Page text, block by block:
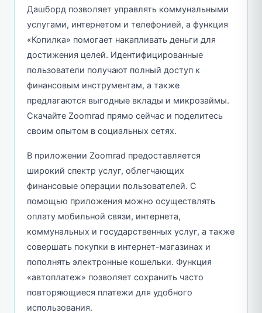
Дашборд позволяет управлять коммунальными
услугами, интернетом и телефонией, а функция
«Копилка» помогает накапливать деньги для
достижения целей. Идентифицированные
пользователи получают полный доступ к
финансовым инструментам, а также
предлагаются выгодные вклады и микрозаймы.
Скачайте Zoomrad прямо сейчас и поделитесь
своим опытом в социальных сетях.
В приложении Zoomrad предоставляется
широкий спектр услуг, облегчающих
финансовые операции пользователей. С
помощью приложения можно осуществлять
оплату мобильной связи, интернета,
коммунальных и государственных услуг, а также
совершать покупки в интернет-магазинах и
пополнять электронные кошельки. Функция
«автоплатеж» позволяет сохранить часто
повторяющиеся платежи для удобного
использования.